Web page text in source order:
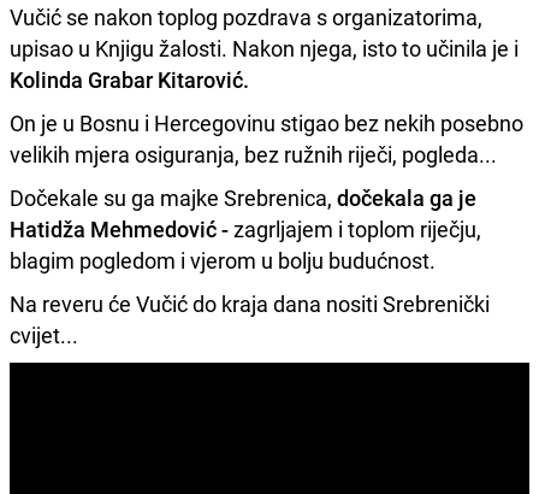
Vučić se nakon toplog pozdrava s organizatorima,
upisao u Knjigu žalosti. Nakon njega, isto to učinila je i
Kolinda Grabar Kitarović.
On je u Bosnu i Hercegovinu stigao bez nekih posebno
velikih mjera osiguranja, bez ružnih riječi, pogleda...
Dočekale su ga majke Srebrenica, dočekala ga je
Hatidža Mehmedović -zagrljajem i toplom riječju,
blagim pogledom i vjerom u bolju budućnost.
Na reveru će Vučić do kraja dana nositi Srebrenički
cvijet...